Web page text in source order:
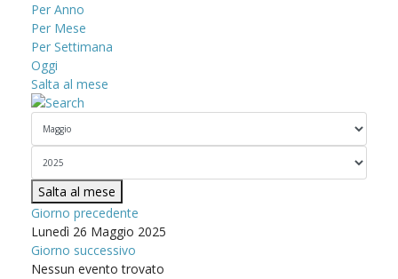
Per Anno
Per Mese
Per Settimana
Oggi
Salta al mese
Salta al mese
Giorno precedente
Lunedì 26 Maggio 2025
Giorno successivo
Nessun evento trovato